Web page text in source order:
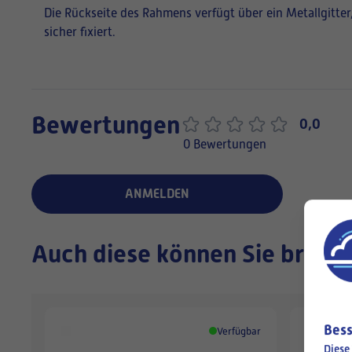
Die Rückseite des Rahmens verfügt über ein
sicher fixiert.
Bewertungen 0,0
0 Bewertungen
ANMELDEN
Auch diese können Sie
Verfügbar